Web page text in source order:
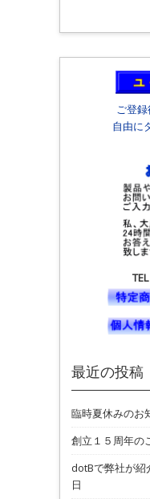
ご登
自由に
最近の投稿
臨時夏休みのお
創立１５周年の
dotBで弊社が紹
日